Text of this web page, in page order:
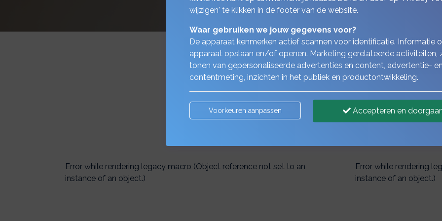
Uitlegvideo's werkgever & pensioen
Bekijk onderstaande video's voor een beter begrip van de verschillende
Error while rendering legacy macro (Object reference not set to an
instance of an object.)
Error while rendering
instance of an object.)
wijzigen' te klikken in de footer van de website.
Waar gebruiken we jouw gegevens voor?
De apparaat kenmerken actief scannen voor identificatie. Informatie
apparaat opslaan en/of openen. Marketing gerelateerde activiteiten,
tonen van gepersonaliseerde advertenties en content, advertentie- en
contentmeting, inzichten in het publiek en productontwikkeling.
Voorkeuren aanpassen Accepteren en